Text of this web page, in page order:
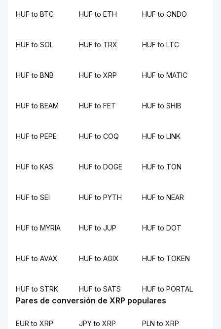
HUF to BTC HUF to ETH HUF to ONDO
HUF to SOL HUF to TRX HUF to LTC
HUF to BNB HUF to XRP HUF to MATIC
HUF to BEAM HUF to FET HUF to SHIB
HUF to PEPE HUF to COQ HUF to LINK
HUF to KAS HUF to DOGE HUF to TON
HUF to SEI HUF to PYTH HUF to NEAR
HUF to MYRIA HUF to JUP HUF to DOT
HUF to AVAX HUF to AGIX HUF to TOKEN
HUF to STRK HUF to SATS HUF to PORTAL
Pares de conversión de XRP populares
EUR to XRP JPY to XRP PLN to XRP